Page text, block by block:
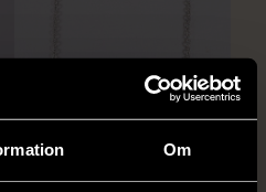
Om
EDBLAD
Edblad - Glow - Armband